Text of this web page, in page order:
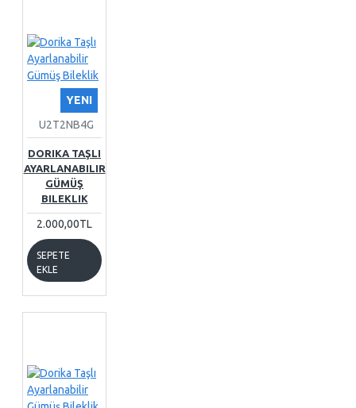
YENI
U2T2NB4G
DORIKA TAŞLI
AYARLANABILIR
GÜMÜŞ
BILEKLIK
2.000,00TL
SEPETE
EKLE